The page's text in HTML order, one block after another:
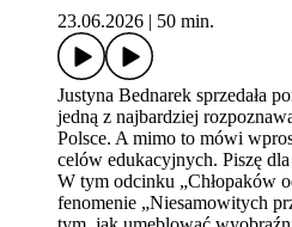
23.06.2026
50 min.
Justyna Bednarek sprzedała
jedną z najbardziej
Polsce. A mimo to mówi
celów edukacyjnych. Piszę
W tym odcinku „Chłopaków
fenomenie „Niesamowitych